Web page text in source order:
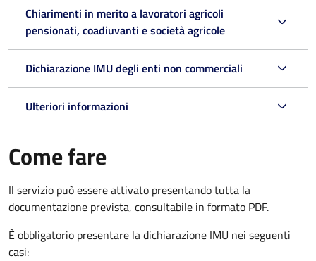
Chiarimenti in merito a lavoratori agricoli
pensionati, coadiuvanti e società agricole
Dichiarazione IMU degli enti non commerciali
Ulteriori informazioni
Come fare
Il servizio può essere attivato presentando tutta la
documentazione prevista, consultabile in formato PDF.
È obbligatorio presentare la dichiarazione IMU nei seguenti
casi: